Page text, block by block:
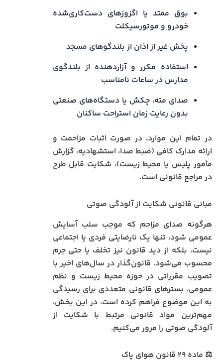
بوق ممتد یا اگزوزهای دست‌کاری‌شده
خودرو و موتورسیکلت
پخش غیر از اذان از بلندگوهای مسجد
استفاده مکرر و آزاردهنده از بلندگوی
مدارس در ساعات نامناسب
صدای مته، چکش یا دستگاه‌های صنعتی
بدون رعایت زمان استراحت ساکنان
در تمام این موارد، در صورت اثبات مزاحمت و
ارائه مدارک کافی (ضبط صدا، استشهادیه، گزارش
مأمور پلیس یا محیط زیست)، شکایت قابل طرح
در مراجع قانونی است.
مبانی قانونی شکایت از آلودگی صوتی
هرگونه صدای مزاحم که موجب سلب آسایش
عمومی شود، تنها یک نارضایتی فردی یا اجتماعی
نیست، بلکه از دید قانون نیز تخلف یا حتی جرم
محسوب می‌شود. قانون‌گذار در سال‌های اخیر با
تصویب مقرراتی در حوزه محیط زیست و نظم
عمومی، بسترهای قانونی متعددی برای رسیدگی
به این موضوع فراهم کرده است. در این بخش،
مهم‌ترین مواد قانونی مرتبط با شکایت از
آلودگی صوتی را مرور می‌کنیم.
⚖️ ماده ۲۹ قانون هوای پاک